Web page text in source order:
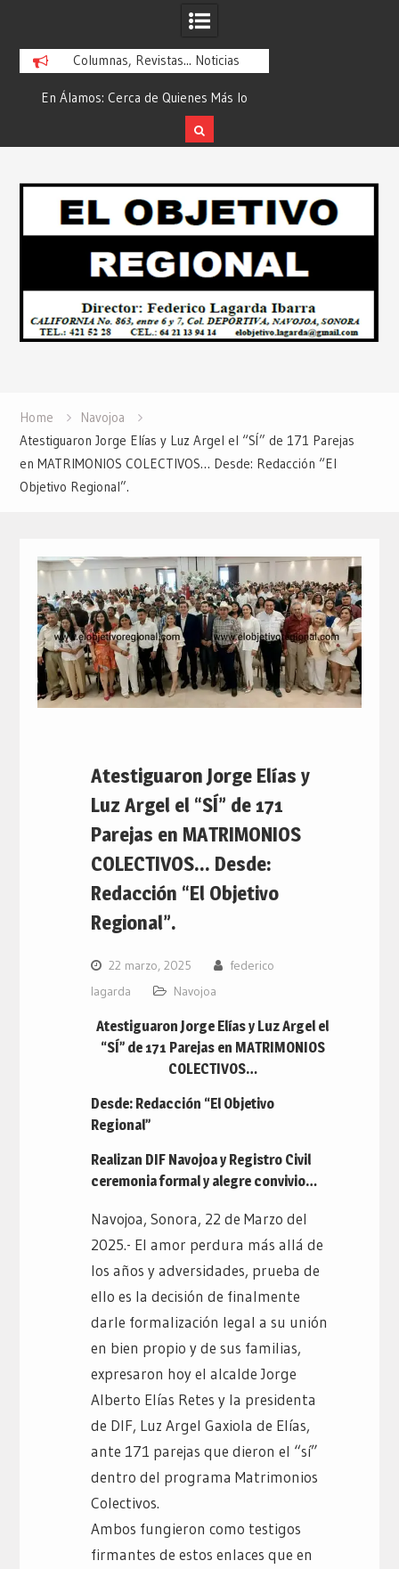
Columnas, Revistas... Noticias
En Álamos: Cerca de Quienes Más lo
Necesitan… Desde: Redacción “El
Objetivo Regional”.
ATTITUDE de
Home
Navojoa
Atestiguaron Jorge Elías y Luz Argel el “SÍ” de 171 Parejas
en MATRIMONIOS COLECTIVOS… Desde: Redacción “El
Objetivo Regional”.
Atestiguaron Jorge Elías y
Luz Argel el “SÍ” de 171
Parejas en MATRIMONIOS
COLECTIVOS… Desde:
Redacción “El Objetivo
Regional”.
22 marzo, 2025
federico
lagarda
Navojoa
Atestiguaron Jorge Elías y Luz Argel el
“SÍ” de 171 Parejas en MATRIMONIOS
COLECTIVOS…
Desde: Redacción “El Objetivo
Regional”
Realizan DIF Navojoa y Registro Civil
ceremonia formal y alegre convivio…
Navojoa, Sonora, 22 de Marzo del
2025.- El amor perdura más allá de
los años y adversidades, prueba de
ello es la decisión de finalmente
darle formalización legal a su unión
en bien propio y de sus familias,
expresaron hoy el alcalde Jorge
Alberto Elías Retes y la presidenta
de DIF, Luz Argel Gaxiola de Elías,
ante 171 parejas que dieron el “sí”
dentro del programa Matrimonios
Colectivos.
Ambos fungieron como testigos
firmantes de estos enlaces que en